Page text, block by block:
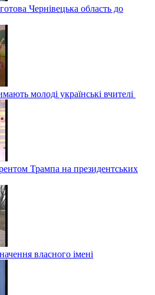
Чернівецька область до
молоді українські вчителі
Трампа на президентських
власного імені